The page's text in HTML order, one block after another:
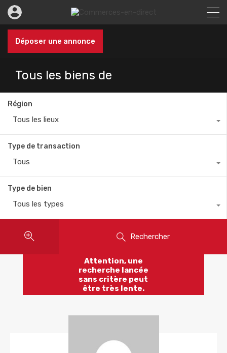
Déposer une annonce
Tous les biens de
Région
Tous les lieux
Type de transaction
Tous
Type de bien
Tous les types
Rechercher
Attention, une
recherche lancée
sans critère peut
être très lente.